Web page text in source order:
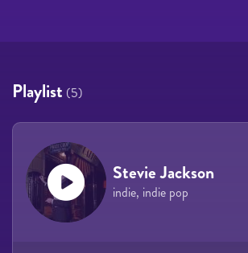
Playlist (5)
Stevie Jackson
indie, indie pop